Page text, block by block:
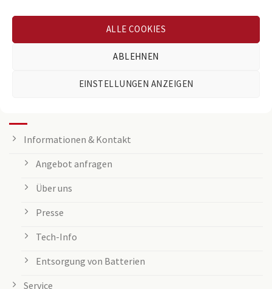
ALLE COOKIES
ABLEHNEN
EINSTELLUNGEN ANZEIGEN
Informationen & Kontakt
Angebot anfragen
Über uns
Presse
Tech-Info
Entsorgung von Batterien
Service